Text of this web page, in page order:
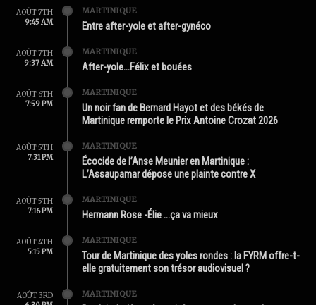
AOÛT 7TH
9:45 AM
MARTINIQUE
Entre after-yole et after-gynéco
AOÛT 7TH
9:37 AM
MARTINIQUE
After-yole…Félix et bouées
AOÛT 6TH
7:59 PM
MARTINIQUE
Un noir fan de Bernard Hayot et des békés de
Martinique remporte le Prix Antoine Crozat 2026
AOÛT 5TH
7:31 PM
MARTINIQUE
Écocide de l’Anse Meunier en Martinique :
L’Assaupamar dépose une plainte contre X
AOÛT 5TH
7:16 PM
MARTINIQUE
Hermann Rose -Élie …ça va mieux
AOÛT 4TH
5:15 PM
MARTINIQUE
Tour de Martinique des yoles rondes : la FYRM offre-t-
elle gratuitement son trésor audiovisuel ?
AOÛT 3RD
MARTINIQUE